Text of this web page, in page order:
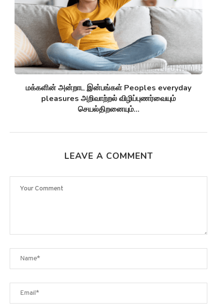
சுழல் விண்மீன் திரள்கள் Spiral galaxies விண்மீன்
சுழல்களாக மாறுவதற்கு முன்பு...